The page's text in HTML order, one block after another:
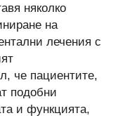
няколко
на
лечения с
че пациентите,
подобни
и функцията,